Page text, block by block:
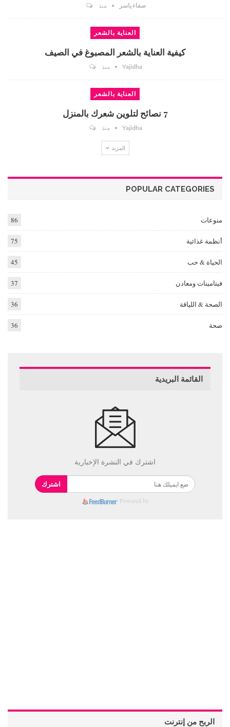
صفاء ياسر منذ
العناية بالشعر
كيفية العناية بالشعر المصبوغ في الصيف
Yajidha منذ
العناية بالشعر
7 نصائح لتلوين شعرك بالمنزل
Yajidha منذ
المزيد
POPULAR CATEGORIES
منوعات 86
أنظمة غذائية 75
الحياة & حب 45
فيتامينات ومعادن 37
الصحة & اللياقة 36
صحة 36
القائمة البريدية
اشترك في النشرة الإخبارية
اشترك
Powered by
الربح من إنترنت